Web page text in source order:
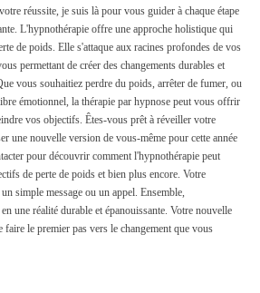
réussite, je suis là pour vous guider à chaque étape
L'hypnothérapie offre une approche holistique qui
de poids. Elle s'attaque aux racines profondes de vos
permettant de créer des changements durables et
vous souhaitiez perdre du poids, arrêter de fumer, ou
émotionnel, la thérapie par hypnose peut vous offrir
vos objectifs. Êtes-vous prêt à réveiller votre
une nouvelle version de vous-même pour cette année
pour découvrir comment l'hypnothérapie peut
de perte de poids et bien plus encore. Votre
simple message ou un appel. Ensemble,
une réalité durable et épanouissante. Votre nouvelle
faire le premier pas vers le changement que vous